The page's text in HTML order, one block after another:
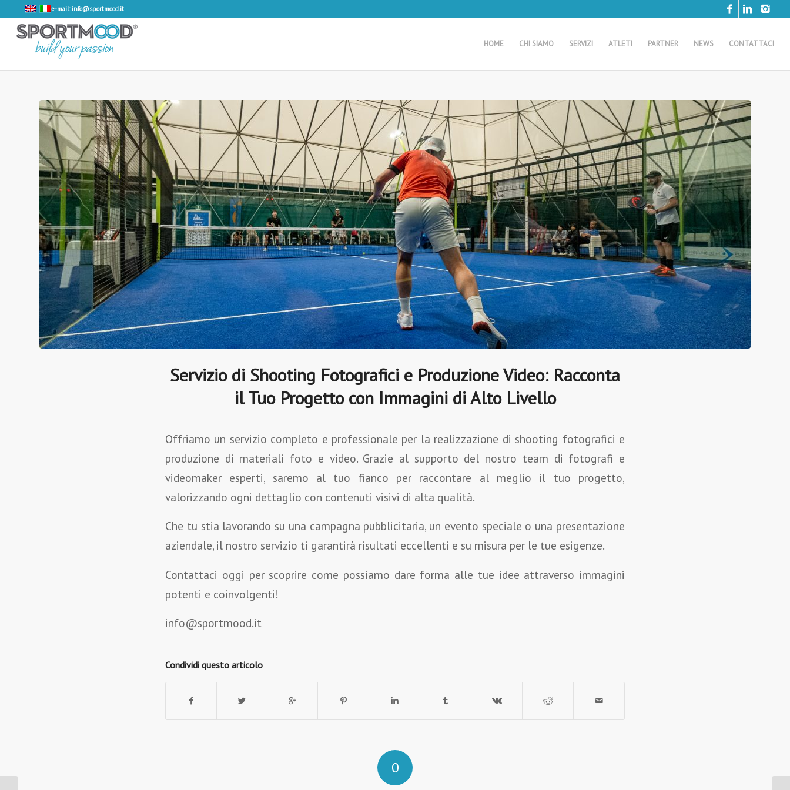
e-mail: info@sportmood.it
HOME CHI SIAMO SERVIZI ATLETI PARTNER NEWS CONTATTACI
Servizio di Shooting Fotografici e Produzione Video: Racconta
il Tuo Progetto con Immagini di Alto Livello
Offriamo un servizio completo e professionale per la realizzazione di shooting fotografici e
produzione di materiali foto e video. Grazie al supporto del nostro team di fotografi e
videomaker esperti, saremo al tuo fianco per raccontare al meglio il tuo progetto,
valorizzando ogni dettaglio con contenuti visivi di alta qualità.
Che tu stia lavorando su una campagna pubblicitaria, un evento speciale o una presentazione
aziendale, il nostro servizio ti garantirà risultati eccellenti e su misura per le tue esigenze.
Contattaci oggi per scoprire come possiamo dare forma alle tue idee attraverso immagini
potenti e coinvolgenti!
info@sportmood.it
Condividi questo articolo
0